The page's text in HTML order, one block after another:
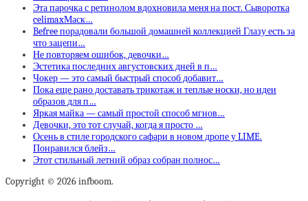
Эта парочка с ретинолом вдохновила меня на пост. Сыворотка
celimaxМаск…
Befree порадовали большой домашней коллекцией Глазу есть за
что зацепи…
Не повторяем ошибок, девочки…
Эстетика последних августовских дней в п…
Чокер — это самый быстрый способ добавит…
Пока еще рано доставать трикотаж и теплые носки, но идеи
образов для п…
Яркая майка — самый простой способ мгнов…
Девочки, это тот случай, когда я просто …
Осень в стиле городского сафари в новом дропе у LIME.
Понравился блейз…
Этот стильный летний образ собран полнос…
Copyright © 2026 infboom.